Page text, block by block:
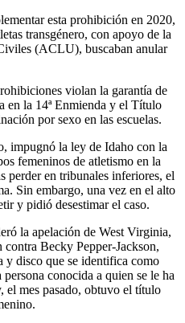
esta prohibición en 2020,
transgénero, con apoyo de la
(ACLU), buscaban anular
violan la garantía de
en la 14ª Enmienda y el Título
por sexo en las escuelas.
impugnó la ley de Idaho con la
femeninos de atletismo en la
perder en tribunales inferiores, el
Sin embargo, una vez en el alto
y pidió desestimar el caso.
la apelación de West Virginia,
Becky Pepper-Jackson,
y disco que se identifica como
conocida a quien se le ha
el mes pasado, obtuvo el título